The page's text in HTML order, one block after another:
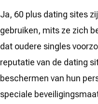
Ja, 60 plus dating sites
gebruiken, mits ze zich
dat oudere singles
reputatie van de dating
beschermen van hun
speciale